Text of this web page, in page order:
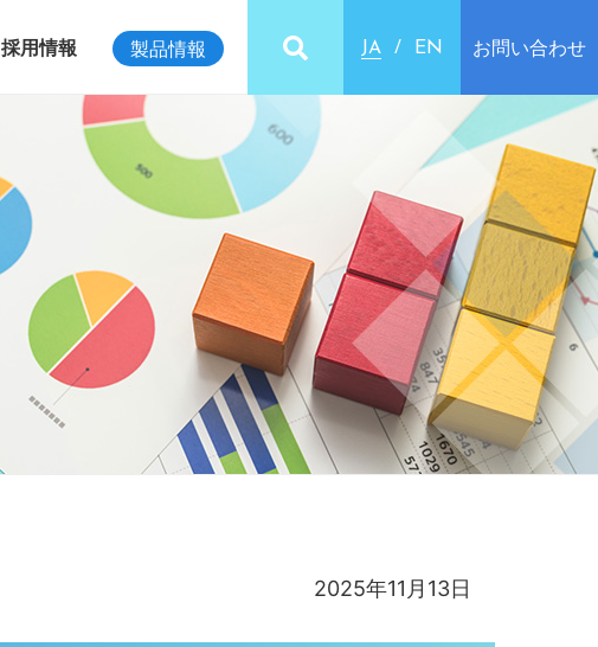
2025年11月13日
製品情報 JA EN お問い合わせ
サステナビリティインデックス
採用情報